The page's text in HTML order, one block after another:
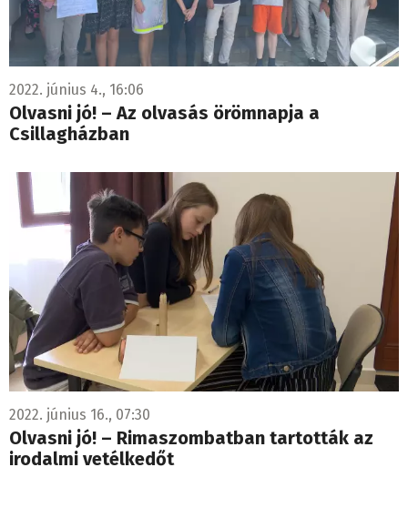
2022. június 4., 16:06
Olvasni jó! – Az olvasás örömnapja a
Csillagházban
2022. június 16., 07:30
Olvasni jó! – Rimaszombatban tartották az
irodalmi vetélkedőt